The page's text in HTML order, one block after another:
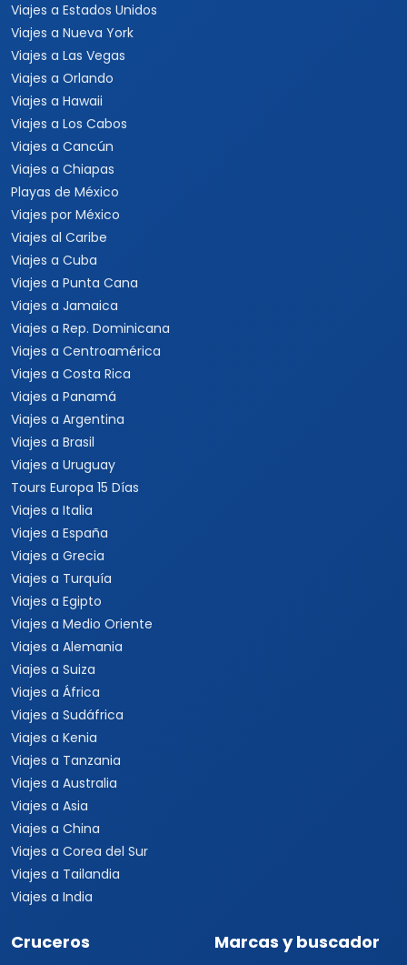
Viajes a Estados Unidos
Viajes a Nueva York
Viajes a Las Vegas
Viajes a Orlando
Viajes a Hawaii
Viajes a Los Cabos
Viajes a Cancún
Viajes a Chiapas
Playas de México
Viajes por México
Viajes al Caribe
Viajes a Cuba
Viajes a Punta Cana
Viajes a Jamaica
Viajes a Rep. Dominicana
Viajes a Centroamérica
Viajes a Costa Rica
Viajes a Panamá
Viajes a Argentina
Viajes a Brasil
Viajes a Uruguay
Tours Europa 15 Días
Viajes a Italia
Viajes a España
Viajes a Grecia
Viajes a Turquía
Viajes a Egipto
Viajes a Medio Oriente
Viajes a Alemania
Viajes a Suiza
Viajes a África
Viajes a Sudáfrica
Viajes a Kenia
Viajes a Tanzania
Viajes a Australia
Viajes a Asia
Viajes a China
Viajes a Corea del Sur
Viajes a Tailandia
Viajes a India
Cruceros Marcas y buscador